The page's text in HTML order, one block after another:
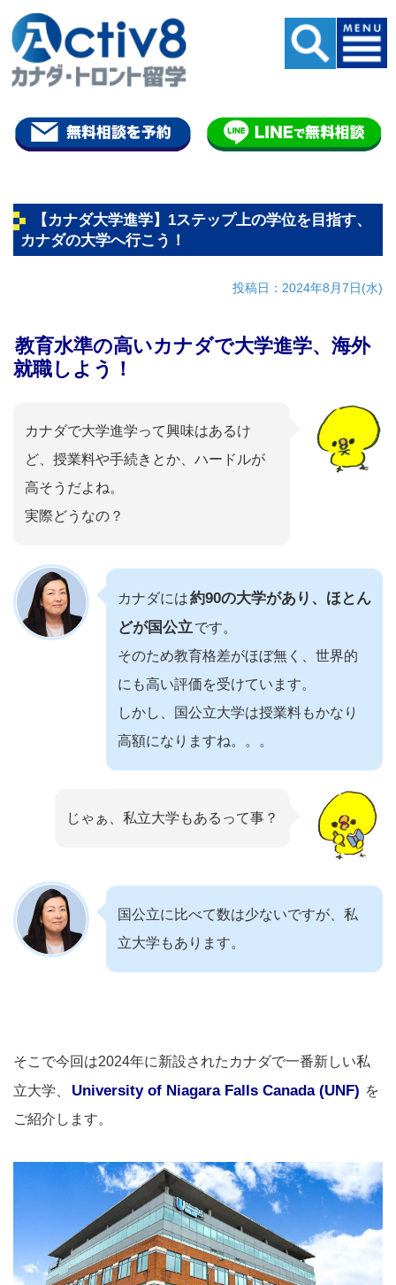
【カナダ大学進学】1ステップ上の学位を目指す、
カナダの大学へ行こう！
投稿日：2024年8月7日(水)
教育水準の高いカナダで大学進学、海外
就職しよう！
カナダで大学進学って興味はあるけ
ど、授業料や手続きとか、ハードルが
高そうだよね。
実際どうなの？
カナダには約90の大学があり、ほとん
どが国公立です。
そのため教育格差がほぼ無く、世界的
にも高い評価を受けています。
しかし、国公立大学は授業料もかなり
高額になりますね。。。
じゃぁ、私立大学もあるって事？
国公立に比べて数は少ないですが、私
立大学もあります。
そこで今回は2024年に新設されたカナダで一番新しい私
立大学、
University of Niagara Falls Canada (UNF) を
ご紹介します。